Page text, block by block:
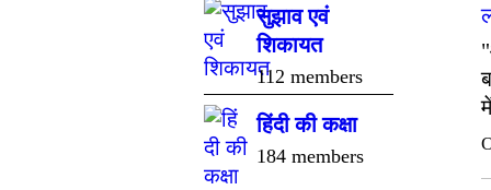
सुझाव एवं
शिकायत
112 members
हिंदी की कक्षा
184 members